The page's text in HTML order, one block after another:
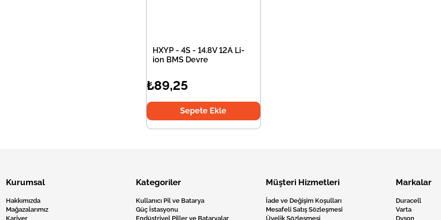
HXYP - 4S - 14.8V 12A Li-
ion BMS Devre
₺89,25
Sepete Ekle
Kurumsal
Hakkımızda
Mağazalarımız
Kariyer
Kategoriler
Kullanıcı Pil ve Batarya
Güç İstasyonu
Endüstriyel Piller ve Bataryalar
Müşteri Hizmetleri
İade ve Değişim Koşulları
Mesafeli Satış Sözleşmesi
Üyelik Sözleşmesi
Markalar
Duracell
Varta
Dyson